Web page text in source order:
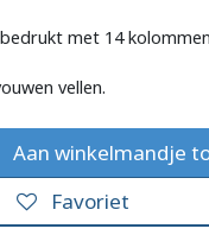
met 14
vellen.
Aan winkelmandje
Favoriet